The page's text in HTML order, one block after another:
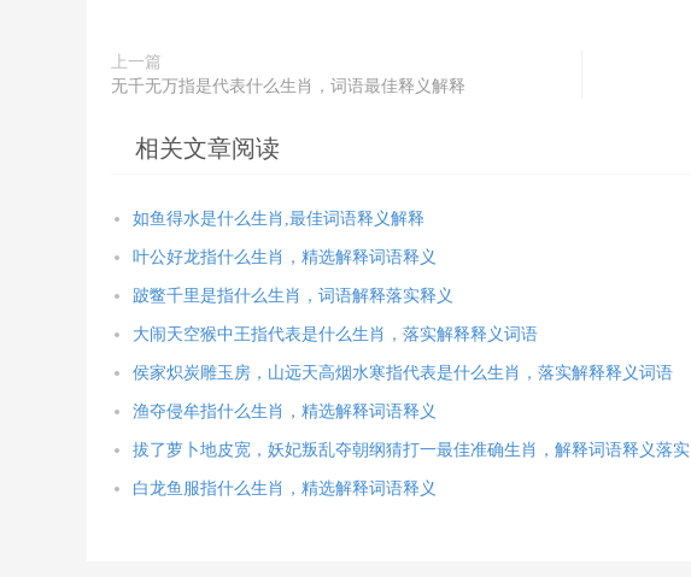
上一篇
无千无万指是代表什么生肖，词语最佳释义解释
相关文章阅读
如鱼得水是什么生肖,最佳词语释义解释
叶公好龙指什么生肖，精选解释词语释义
跛鳖千里是指什么生肖，词语解释落实释义
大闹天空猴中王指代表是什么生肖，落实解释释义词语
侯家炽炭雕玉房，山远天高烟水寒指代表是什么生肖，落实解释释义词语
渔夺侵牟指什么生肖，精选解释词语释义
拔了萝卜地皮宽，妖妃叛乱夺朝纲猜打一最佳准确生肖，解释词语释义落实
白龙鱼服指什么生肖，精选解释词语释义